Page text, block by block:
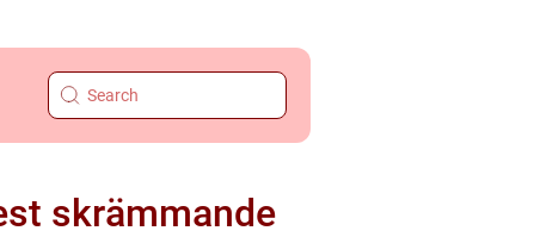
skrämmande